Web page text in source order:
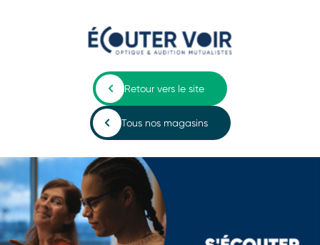
Retour vers le site
Tous nos magasins